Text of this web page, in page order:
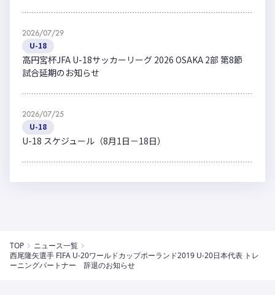
2026/07/29
U-18
高円宮杯JFA U-18サッカーリーグ 2026 OSAKA 2部 第8節
試合延期のお知らせ
2026/07/25
U-18
U-18 スケジュール（8月1日－18日）
TOP
ニュース一覧
西尾隆矢選手 FIFA U-20ワールドカップポーランド2019 U-20日本代表 トレ
ーニングパートナー 辞退のお知らせ